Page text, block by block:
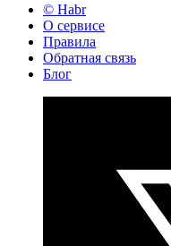
© Habr
О сервисе
Правила
Обратная связь
Блог